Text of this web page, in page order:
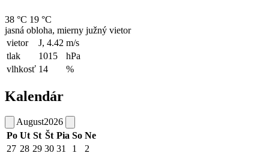
38 °C 19 °C
jasná obloha, mierny južný vietor
vietor
J, 4.42 m/s
tlak
1015
hPa
vlhkosť 14 %
Kalendár
August2026
Po Ut St Št Pia So Ne
27 28 29 30 31 1
2